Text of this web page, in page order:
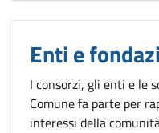
Enti e
I consorzi, gli enti e le
Comune fa parte per
interessi della